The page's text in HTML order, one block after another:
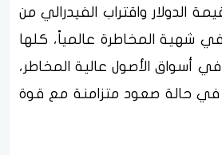
الدولار واقتراب الفيدرالي من
شهية المخاطرة عالمياً، كلها
أسواق الأصول عالية المخاطر،
في حالة صعود متزامنة مع قوة